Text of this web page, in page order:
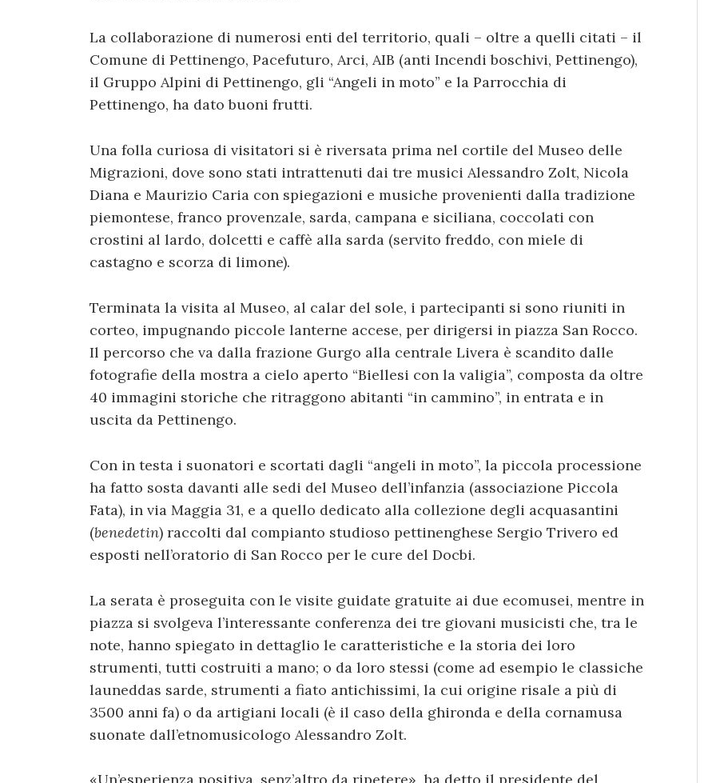
La collaborazione di numerosi enti del territorio, quali – oltre a quelli citati – il
Comune di Pettinengo, Pacefuturo, Arci, AIB (anti Incendi boschivi, Pettinengo),
il Gruppo Alpini di Pettinengo, gli “Angeli in moto” e la Parrocchia di
Pettinengo, ha dato buoni frutti.
Una folla curiosa di visitatori si è riversata prima nel cortile del Museo delle
Migrazioni, dove sono stati intrattenuti dai tre musici Alessandro Zolt, Nicola
Diana e Maurizio Caria con spiegazioni e musiche provenienti dalla tradizione
piemontese, franco provenzale, sarda, campana e siciliana, coccolati con
crostini al lardo, dolcetti e caffè alla sarda (servito freddo, con miele di
castagno e scorza di limone).
Terminata la visita al Museo, al calar del sole, i partecipanti si sono riuniti in
corteo, impugnando piccole lanterne accese, per dirigersi in piazza San Rocco.
Il percorso che va dalla frazione Gurgo alla centrale Livera è scandito dalle
fotografie della mostra a cielo aperto “Biellesi con la valigia”, composta da oltre
40 immagini storiche che ritraggono abitanti “in cammino”, in entrata e in
uscita da Pettinengo.
Con in testa i suonatori e scortati dagli “angeli in moto”, la piccola processione
ha fatto sosta davanti alle sedi del Museo dell’infanzia (associazione Piccola
Fata), in via Maggia 31, e a quello dedicato alla collezione degli acquasantini
(benedetin) raccolti dal compianto studioso pettinenghese Sergio Trivero ed
esposti nell’oratorio di San Rocco per le cure del Docbi.
La serata è proseguita con le visite guidate gratuite ai due ecomusei, mentre in
piazza si svolgeva l’interessante conferenza dei tre giovani musicisti che, tra le
note, hanno spiegato in dettaglio le caratteristiche e la storia dei loro
strumenti, tutti costruiti a mano; o da loro stessi (come ad esempio le classiche
launeddas sarde, strumenti a fiato antichissimi, la cui origine risale a più di
3500 anni fa) o da artigiani locali (è il caso della ghironda e della cornamusa
suonate dall’etnomusicologo Alessandro Zolt.